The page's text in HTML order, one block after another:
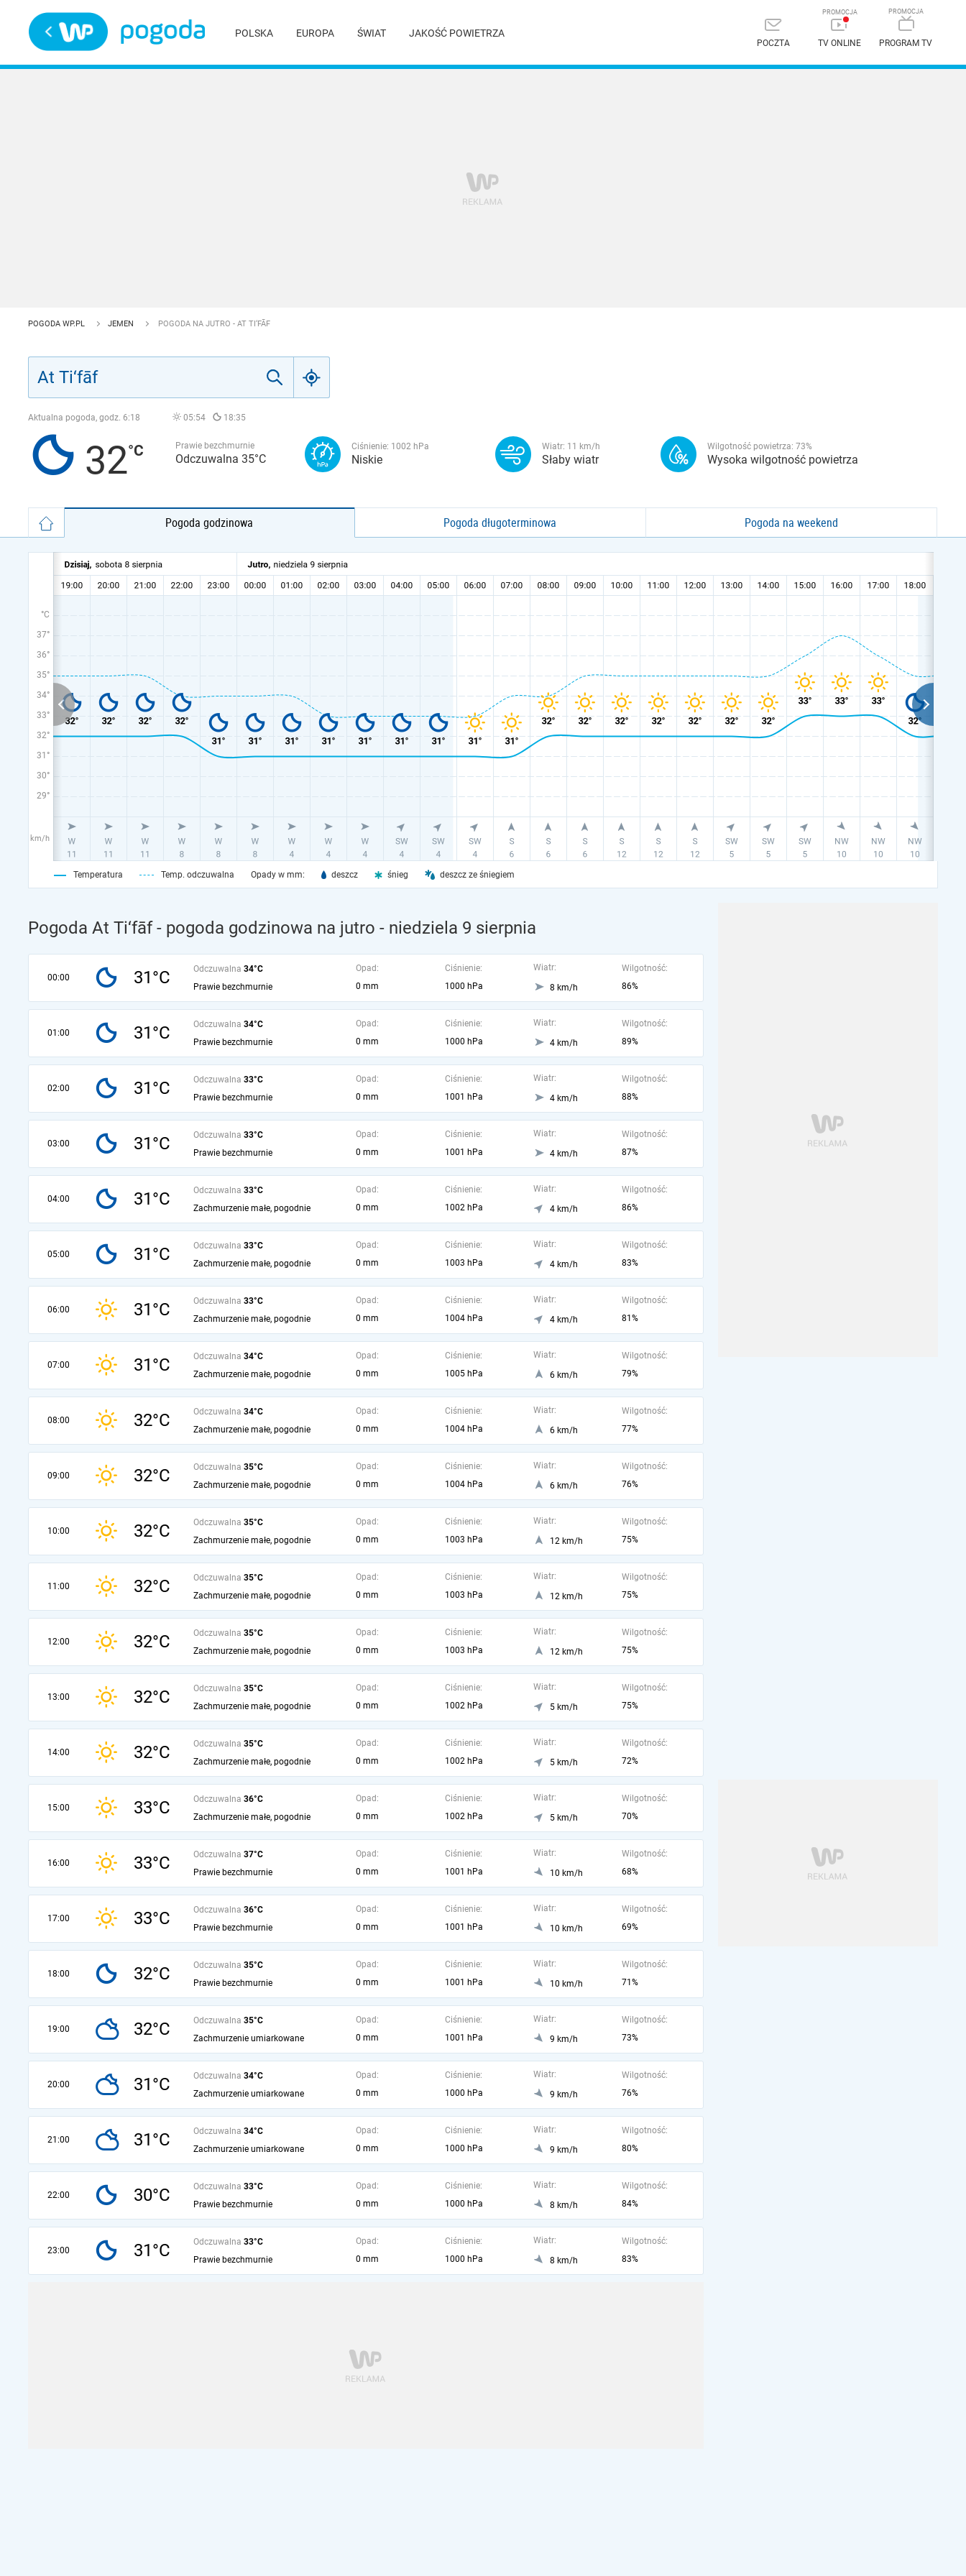
POLSKA EUROPA ŚWIAT JAKOŚĆ POWIETRZA
POCZTA TV ONLINE PROGRAM TV
POGODA WP.PL JEMEN POGODA NA JUTRO - AT TI‘FĀF
Aktualna pogoda, godz. 6:18 05:54 18:35
32 Prawie bezchmurnie
Odczuwalna 35°C
Ciśnienie: 1002 hPa
Niskie
Wiatr: 11 km/h
Słaby wiatr
Wilgotność powietrza: 73%
Wysoka wilgotność powietrza
Pogoda godzinowa Pogoda długoterminowa Pogoda na weekend
°C
37°
36°
35°
34°
33°
32°
31°
30°
29°
km/h
Temperatura Temp. odczuwalna Opady w mm: deszcz śnieg deszcz ze śniegiem
Pogoda At Ti‘fāf - pogoda godzinowa na jutro - niedziela 9 sierpnia
00:00 31°C Odczuwalna 34°C
Prawie bezchmurnie
Opad:
0 mm
Ciśnienie:
1000 hPa
Wiatr:
8 km/h
Wilgotność:
86%
01:00 31°C Odczuwalna 34°C
Prawie bezchmurnie
Opad:
0 mm
Ciśnienie:
1000 hPa
Wiatr:
4 km/h
Wilgotność:
89%
02:00 31°C Odczuwalna 33°C
Prawie bezchmurnie
Opad:
0 mm
Ciśnienie:
1001 hPa
Wiatr:
4 km/h
Wilgotność:
88%
03:00 31°C Odczuwalna 33°C
Prawie bezchmurnie
Opad:
0 mm
Ciśnienie:
1001 hPa
Wiatr:
4 km/h
Wilgotność:
87%
04:00 31°C Odczuwalna 33°C
Zachmurzenie małe, pogodnie
Opad:
0 mm
Ciśnienie:
1002 hPa
Wiatr:
4 km/h
Wilgotność:
86%
05:00 31°C Odczuwalna 33°C
Zachmurzenie małe, pogodnie
Opad:
0 mm
Ciśnienie:
1003 hPa
Wiatr:
4 km/h
Wilgotność:
83%
06:00 31°C Odczuwalna 33°C
Zachmurzenie małe, pogodnie
Opad:
0 mm
Ciśnienie:
1004 hPa
Wiatr:
4 km/h
Wilgotność:
81%
07:00 31°C Odczuwalna 34°C
Zachmurzenie małe, pogodnie
Opad:
0 mm
Ciśnienie:
1005 hPa
Wiatr:
6 km/h
Wilgotność:
79%
08:00 32°C Odczuwalna 34°C
Zachmurzenie małe, pogodnie
Opad:
0 mm
Ciśnienie:
1004 hPa
Wiatr:
6 km/h
Wilgotność:
77%
09:00 32°C Odczuwalna 35°C
Zachmurzenie małe, pogodnie
Opad:
0 mm
Ciśnienie:
1004 hPa
Wiatr:
6 km/h
Wilgotność:
76%
10:00 32°C Odczuwalna 35°C
Zachmurzenie małe, pogodnie
Opad:
0 mm
Ciśnienie:
1003 hPa
Wiatr:
12 km/h
Wilgotność:
75%
11:00 32°C Odczuwalna 35°C
Zachmurzenie małe, pogodnie
Opad:
0 mm
Ciśnienie:
1003 hPa
Wiatr:
12 km/h
Wilgotność:
75%
12:00 32°C Odczuwalna 35°C
Zachmurzenie małe, pogodnie
Opad:
0 mm
Ciśnienie:
1003 hPa
Wiatr:
12 km/h
Wilgotność:
75%
13:00 32°C Odczuwalna 35°C
Zachmurzenie małe, pogodnie
Opad:
0 mm
Ciśnienie:
1002 hPa
Wiatr:
5 km/h
Wilgotność:
75%
14:00 32°C Odczuwalna 35°C
Zachmurzenie małe, pogodnie
Opad:
0 mm
Ciśnienie:
1002 hPa
Wiatr:
5 km/h
Wilgotność:
72%
15:00 33°C Odczuwalna 36°C
Zachmurzenie małe, pogodnie
Opad:
0 mm
Ciśnienie:
1002 hPa
Wiatr:
5 km/h
Wilgotność:
70%
16:00 33°C Odczuwalna 37°C
Prawie bezchmurnie
Opad:
0 mm
Ciśnienie:
1001 hPa
Wiatr:
10 km/h
Wilgotność:
68%
17:00 33°C Odczuwalna 36°C
Prawie bezchmurnie
Opad:
0 mm
Ciśnienie:
1001 hPa
Wiatr:
10 km/h
Wilgotność:
69%
18:00 32°C Odczuwalna 35°C
Prawie bezchmurnie
Opad:
0 mm
Ciśnienie:
1001 hPa
Wiatr:
10 km/h
Wilgotność:
71%
19:00 32°C Odczuwalna 35°C
Zachmurzenie umiarkowane
Opad:
0 mm
Ciśnienie:
1001 hPa
Wiatr:
9 km/h
Wilgotność:
73%
20:00 31°C Odczuwalna 34°C
Zachmurzenie umiarkowane
Opad:
0 mm
Ciśnienie:
1000 hPa
Wiatr:
9 km/h
Wilgotność:
76%
21:00 31°C Odczuwalna 34°C
Zachmurzenie umiarkowane
Opad:
0 mm
Ciśnienie:
1000 hPa
Wiatr:
9 km/h
Wilgotność:
80%
22:00 30°C Odczuwalna 33°C
Prawie bezchmurnie
Opad:
0 mm
Ciśnienie:
1000 hPa
Wiatr:
8 km/h
Wilgotność:
84%
23:00 31°C Odczuwalna 33°C
Prawie bezchmurnie
Opad:
0 mm
Ciśnienie:
1000 hPa
Wiatr:
8 km/h
Wilgotność:
83%